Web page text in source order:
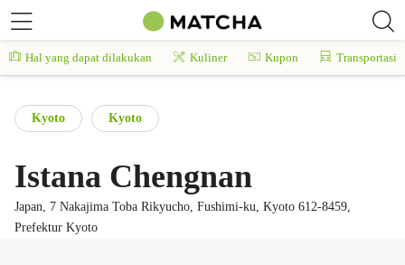
Hal yang dapat dilakukan Kuliner Kupon Transportasi
Kyoto Kyoto
Istana Chengnan
Japan, 7 Nakajima Toba Rikyucho, Fushimi-ku, Kyoto 612-8459,
Prefektur Kyoto